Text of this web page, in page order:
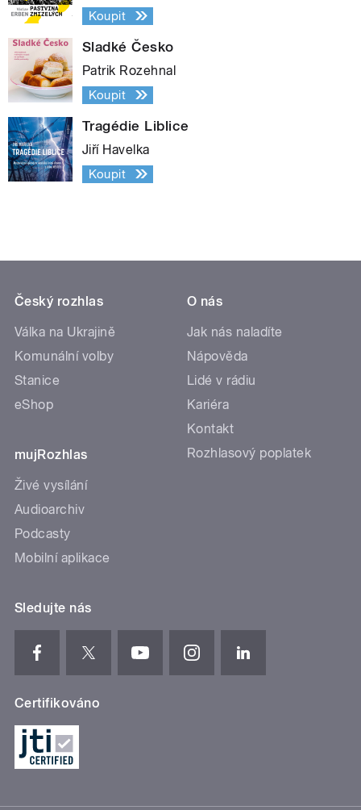
Koupit
Sladké Česko
Patrik Rozehnal
Koupit
Tragédie Liblice
Jiří Havelka
Koupit
Český rozhlas
Válka na Ukrajině
Komunální volby
Stanice
eShop
mujRozhlas
Živé vysílání
Audioarchiv
Podcasty
Mobilní aplikace
O nás
Jak nás naladíte
Nápověda
Lidé v rádiu
Kariéra
Kontakt
Rozhlasový poplatek
Sledujte nás
Certifikováno